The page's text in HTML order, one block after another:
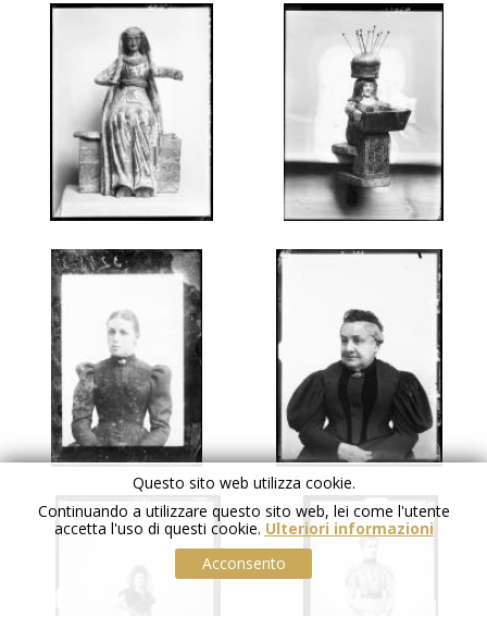
Questo sito web utilizza cookie.
Continuando a utilizzare questo sito web, lei come l'utente
accetta l'uso di questi cookie. Ulteriori informazioni
Acconsento